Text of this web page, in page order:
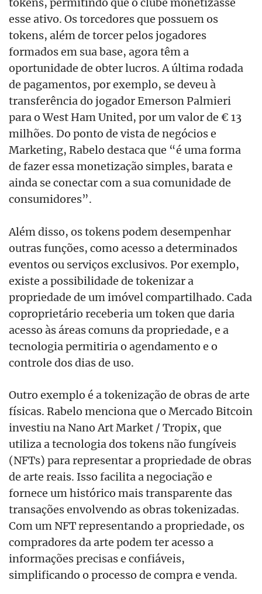
esse ativo. Os torcedores que possuem os
tokens, além de torcer pelos jogadores
formados em sua base, agora têm a
oportunidade de obter lucros. A última rodada
de pagamentos, por exemplo, se deveu à
transferência do jogador Emerson Palmieri
para o West Ham United, por um valor de € 13
milhões. Do ponto de vista de negócios e
Marketing, Rabelo destaca que “é uma forma
de fazer essa monetização simples, barata e
ainda se conectar com a sua comunidade de
consumidores”.
Além disso, os tokens podem desempenhar
outras funções, como acesso a determinados
eventos ou serviços exclusivos. Por exemplo,
existe a possibilidade de tokenizar a
propriedade de um imóvel compartilhado. Cada
coproprietário receberia um token que daria
acesso às áreas comuns da propriedade, e a
tecnologia permitiria o agendamento e o
controle dos dias de uso.
Outro exemplo é a tokenização de obras de arte
físicas. Rabelo menciona que o Mercado Bitcoin
investiu na Nano Art Market / Tropix, que
utiliza a tecnologia dos tokens não fungíveis
(NFTs) para representar a propriedade de obras
de arte reais. Isso facilita a negociação e
fornece um histórico mais transparente das
transações envolvendo as obras tokenizadas.
Com um NFT representando a propriedade, os
compradores da arte podem ter acesso a
informações precisas e confiáveis,
simplificando o processo de compra e venda.